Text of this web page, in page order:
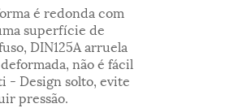
é redonda com
superfície de
DIN125A arruela
não é fácil
- Design solto, evite
pressão.